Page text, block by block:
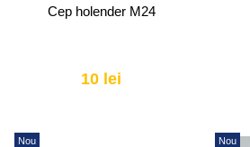
Cep holender M24
10 lei
Nou Nou